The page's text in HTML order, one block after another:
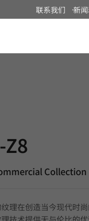
联系我们 新
Z8
Collection
理在创造当今现代时